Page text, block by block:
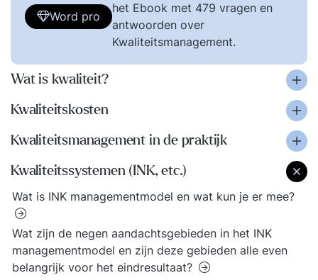
Word pro
het Ebook met 479 vragen en
antwoorden over
Kwaliteitsmanagement.
Wat is kwaliteit?
Kwaliteitskosten
Kwaliteitsmanagement in de praktijk
Kwaliteitssystemen (INK, etc.)
Wat is INK managementmodel en wat kun je er mee?
Wat zijn de negen aandachtsgebieden in het INK
managementmodel en zijn deze gebieden alle even
belangrijk voor het eindresultaat?